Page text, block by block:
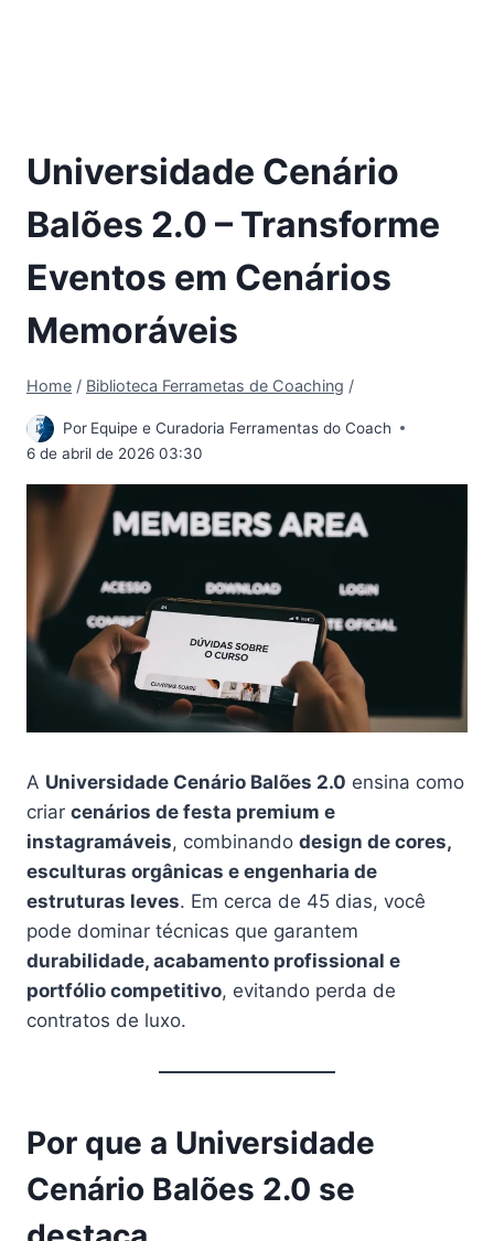
Universidade Cenário
Balões 2.0 – Transforme
Eventos em Cenários
Memoráveis
Home / Biblioteca Ferrametas de Coaching /
Por Equipe e Curadoria Ferramentas do Coach
6 de abril de 2026 03:30
A Universidade Cenário Balões 2.0 ensina como
criar cenários de festa premium e
instagramáveis, combinando design de cores,
esculturas orgânicas e engenharia de
estruturas leves. Em cerca de 45 dias, você
pode dominar técnicas que garantem
durabilidade, acabamento profissional e
portfólio competitivo, evitando perda de
contratos de luxo.
Por que a Universidade
Cenário Balões 2.0 se